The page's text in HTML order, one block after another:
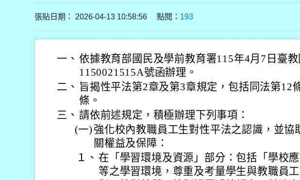
張貼日期： 2026-04-13 10:58:56 點閱： 193
一、 依據教育部國民及學前教育署115年4月7日臺
1150021515A號函辦理。
二、 旨揭性平法第2章及第3章規定，包括同法第12
條。
三、 請依前述規定，積極辦理下列事項：
(一) 強化校內教職員工生對性平法之認識，並協
關權益及保障：
１、 在「學習環境及資源」部分：包括「學校
等之學習環境，尊重及考量學生與教職員